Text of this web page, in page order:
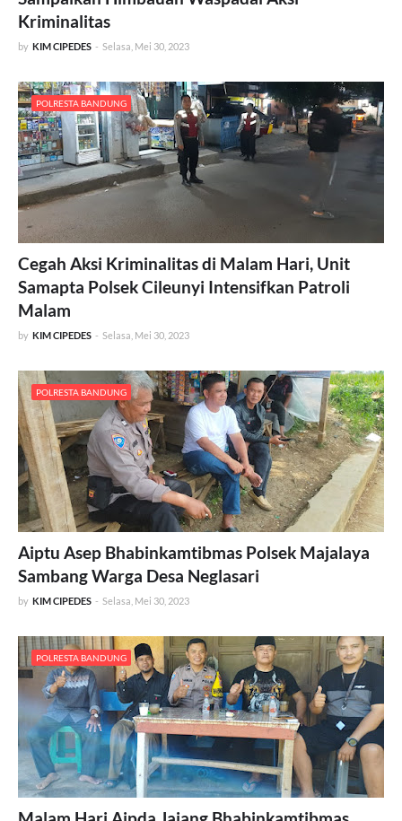
Kriminalitas
by KIM CIPEDES - Selasa, Mei 30, 2023
POLRESTA BANDUNG
Cegah Aksi Kriminalitas di Malam Hari, Unit
Samapta Polsek Cileunyi Intensifkan Patroli
Malam
by KIM CIPEDES - Selasa, Mei 30, 2023
POLRESTA BANDUNG
Aiptu Asep Bhabinkamtibmas Polsek Majalaya
Sambang Warga Desa Neglasari
by KIM CIPEDES - Selasa, Mei 30, 2023
POLRESTA BANDUNG